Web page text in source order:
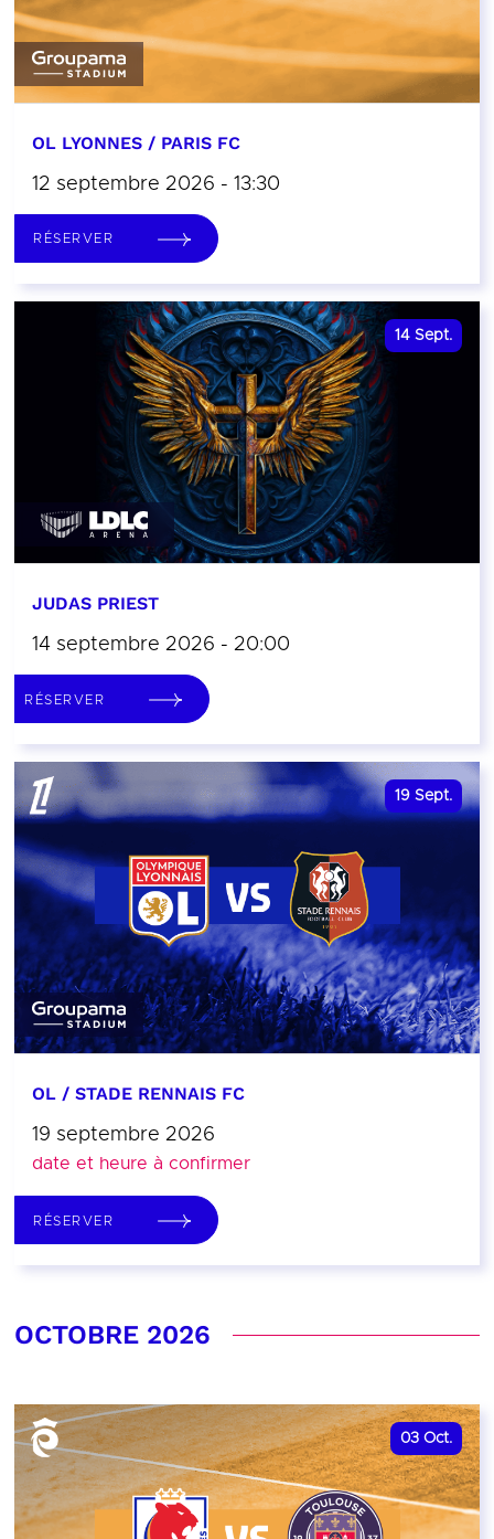
OL LYONNES / PARIS FC
12 septembre 2026 - 13:30
RÉSERVER
14 Sept.
JUDAS PRIEST
14 septembre 2026 - 20:00
RÉSERVER
19 Sept.
OL / STADE RENNAIS FC
19 septembre 2026
date et heure à confirmer
RÉSERVER
OCTOBRE 2026
03 Oct.